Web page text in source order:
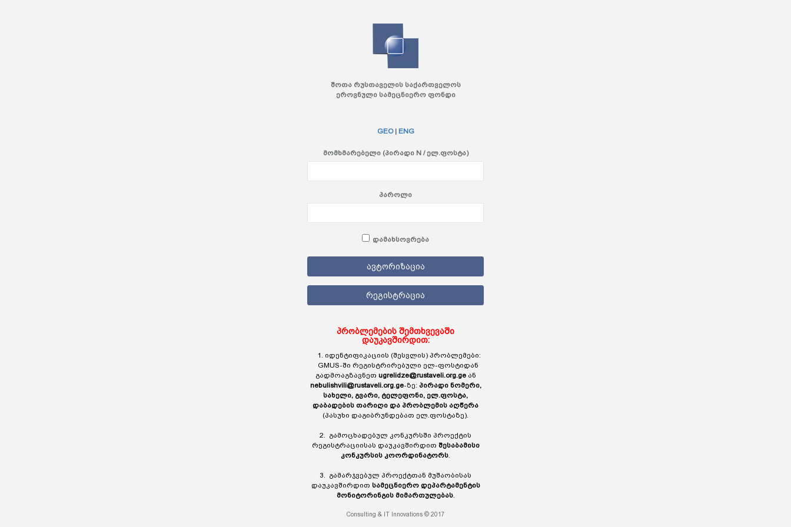
შოთა რუსთაველის საქართველოს
ეროვნული სამეცნიერო ფონდი
GEO |ENG
მომხმარებელი (პირადი N / ელ.ფოსტა)
პაროლი
დამახსოვრება
ავტორიზაცია
რეგისტრაცია
პრობლემების შემთხვევაში
დაუკავშირდით:
1. იდენტიფიკაციის (შესვლის) პრობლემები:
GMUS-ში რეგისტრირებული ელ-ფოსტიდან
გადმოაგზავნეთ ugrelidze@rustaveli.org.geან
nebulishvili@rustaveli.org.ge-ზე: პირადი ნომერი,
სახელი, გვარი, ტელეფონი, ელ.ფოსტა,
დაბადების თარიღი და პრობლემის აღწერა
(პასუხი დაგიბრუნდებათ ელ.ფოსტაზე).
2. გამოცხადებულ კონკურსში პროექტის
რეგისტრაციისას დაუკავშირდით შესაბამისი
კონკურსის კოორდინატორს.
3. გამარჯვებულ პროექტთან მუშაობისას
დაუკავშირდით სამეცნიერო დეპარტამენტის
მონიტორინგის მიმართულებას.
Consulting & IT Innovations © 2017